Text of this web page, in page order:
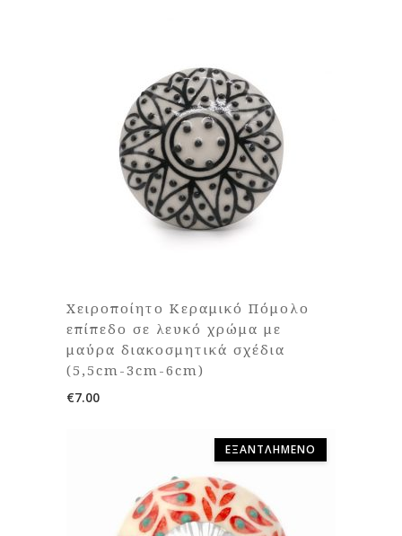
Χειροποίητο Κεραμικό Πόμολο
επίπεδο σε λευκό χρώμα με
μαύρα διακοσμητικά σχέδια
(5,5cm-3cm-6cm)
€7.00
ΕΞΑΝΤΛΗΜΈΝΟ